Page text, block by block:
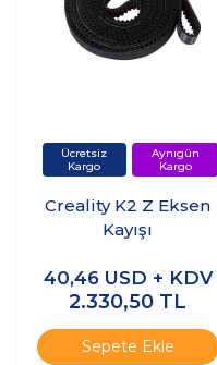
Creality K2 Z Eksen
Kayışı
40,46 USD + KDV
2.330,50 TL
Sepete Ekle